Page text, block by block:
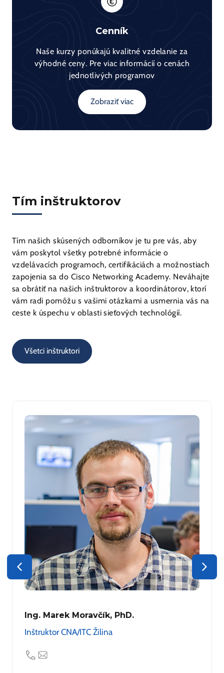
Cenník
Naše kurzy ponúkajú kvalitné vzdelanie za
výhodné ceny. Pre viac informácií o cenách
jednotlivých programov
Zobraziť viac
Tím inštruktorov
Tím našich skúsených odborníkov je tu pre vás, aby
vám poskytol všetky potrebné informácie o
vzdelávacích programoch, certifikáciách a možnostiach
zapojenia sa do Cisco Networking Academy. Neváhajte
sa obrátiť na našich inštruktorov a koordinátorov, ktorí
vám radi pomôžu s vašimi otázkami a usmernia vás na
ceste k úspechu v oblasti sieťových technológií.
Všetci inštruktori
Ing. Marek Moravčík, PhD.
Inštruktor CNA/ITC Žilina